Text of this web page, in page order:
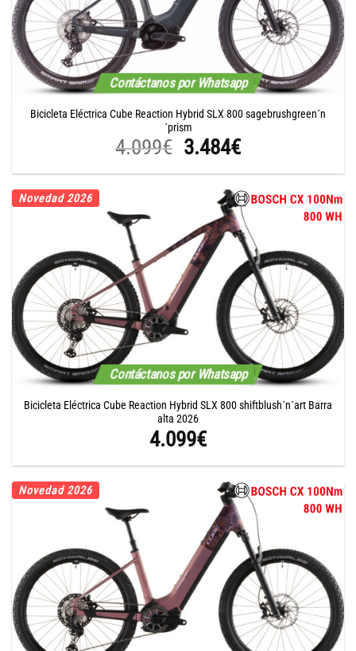
Contáctanos por Whatsapp
Bicicleta Eléctrica Cube Reaction Hybrid SLX 800 sagebrushgreen´n
´prism
4.099€ El
precio
original
4.099€.
3.484€El
precio
actual
es:
3.484€.
Contáctanos por Whatsapp
Novedad 2026
Bicicleta Eléctrica Cube Reaction Hybrid SLX 800 shiftblush´n´art Barra
alta 2026
4.099€
Novedad 2026